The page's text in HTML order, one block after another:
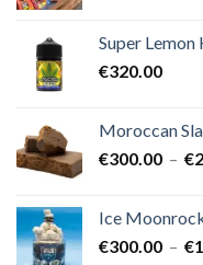
Super Lemon
€320.00
Moroccan
€300.00 – €
Ice
€300.00 – €